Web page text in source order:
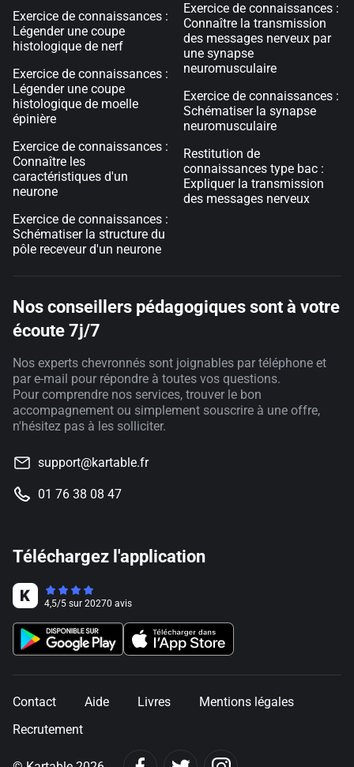
Exercice de connaissances :
Légender une coupe
histologique de nerf
Exercice de connaissances :
Légender une coupe
histologique de moelle
épinière
Exercice de connaissances :
Connaître les
caractéristiques d'un
neurone
Exercice de connaissances :
Schématiser la structure du
pôle receveur d'un neurone
Exercice de connaissances :
Connaître la transmission
des messages nerveux par
une synapse
neuromusculaire
Exercice de connaissances :
Schématiser la synapse
neuromusculaire
Restitution de
connaissances type bac :
Expliquer la transmission
des messages nerveux
Nos conseillers pédagogiques sont à votre
écoute 7j/7
Nos experts chevronnés sont joignables par téléphone et
par e-mail pour répondre à toutes vos questions.
Pour comprendre nos services, trouver le bon
accompagnement ou simplement souscrire à une offre,
n'hésitez pas à les solliciter.
support@kartable.fr
01 76 38 08 47
Téléchargez l'application
4,5/5 sur 20270 avis
Contact Aide Livres
Mentions légales
Recrutement